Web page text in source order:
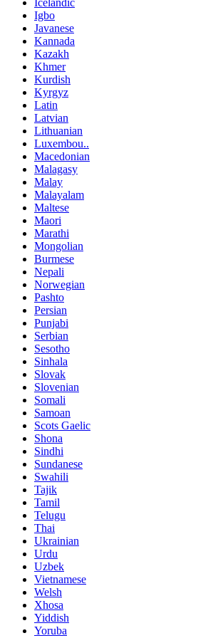
Icelandic
Igbo
Javanese
Kannada
Kazakh
Khmer
Kurdish
Kyrgyz
Latin
Latvian
Lithuanian
Luxembou..
Macedonian
Malagasy
Malay
Malayalam
Maltese
Maori
Marathi
Mongolian
Burmese
Nepali
Norwegian
Pashto
Persian
Punjabi
Serbian
Sesotho
Sinhala
Slovak
Slovenian
Somali
Samoan
Scots Gaelic
Shona
Sindhi
Sundanese
Swahili
Tajik
Tamil
Telugu
Thai
Ukrainian
Urdu
Uzbek
Vietnamese
Welsh
Xhosa
Yiddish
Yoruba